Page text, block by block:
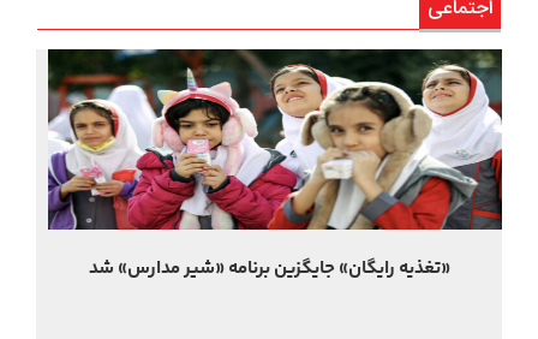
اجتماعی
هر 4 دقیقه یک ایرانی به سرطان مبتلا می شود